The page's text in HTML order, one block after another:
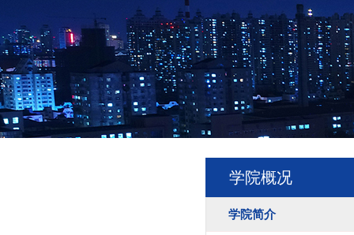
学院概况
学院简介